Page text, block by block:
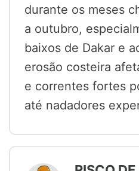
durante os meses
a outubro,
baixos de Dakar e
erosão costeira
e correntes fortes
até nadadores